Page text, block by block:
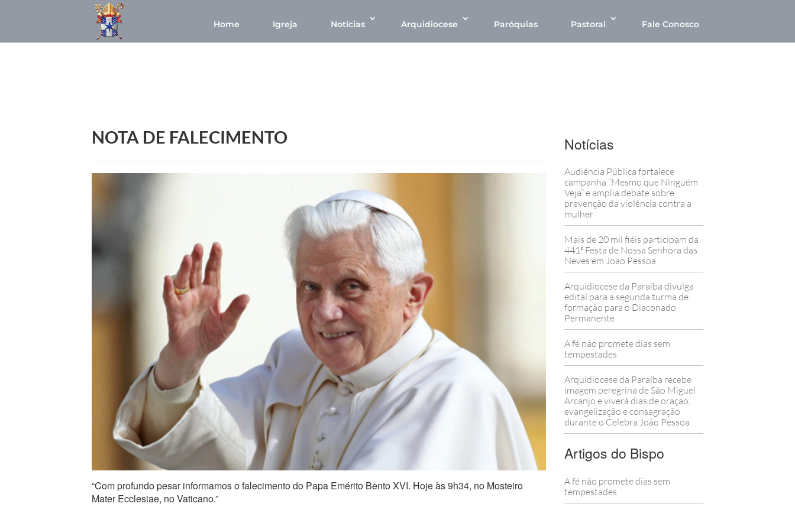
Home Igreja Notícias Arquidiocese Paróquias Pastoral Fale Conosco
NOTA DE FALECIMENTO
“Com profundo pesar informamos o falecimento do Papa Emérito Bento XVI. Hoje às 9h34, no Mosteiro
Mater Ecclesiae, no Vaticano.”
Notícias
Audiência Pública fortalece
campanha “Mesmo que Ninguém
Veja” e amplia debate sobre
prevenção da violência contra a
mulher
Mais de 20 mil fiéis participam da
441ª Festa de Nossa Senhora das
Neves em João Pessoa
Arquidiocese da Paraíba divulga
edital para a segunda turma de
formação para o Diaconado
Permanente
A fé não promete dias sem
tempestades
Arquidiocese da Paraíba recebe
imagem peregrina de São Miguel
Arcanjo e viverá dias de oração,
evangelização e consagração
durante o Celebra João Pessoa
Artigos do Bispo
A fé não promete dias sem
tempestades